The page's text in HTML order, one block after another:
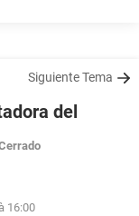
Siguiente Tema
del
16:00